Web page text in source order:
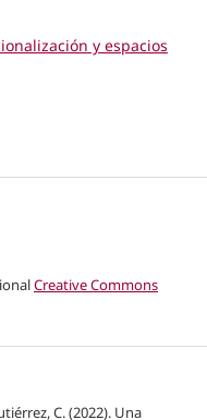
y espacios
Creative Commons
C. (2022). Una